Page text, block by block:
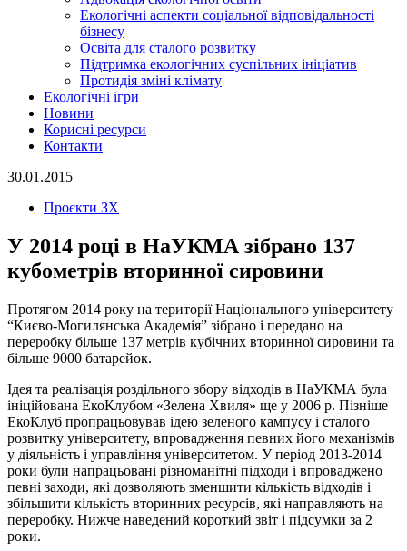
Екологічні аспекти соціальної відповідальності
бізнесу
Освіта для сталого розвитку
Підтримка екологічних суспільних ініціатив
Протидія зміні клімату
Екологічні ігри
Новини
Корисні ресурси
Контакти
30.01.2015
Проєкти ЗХ
У 2014 році в НаУКМА зібрано 137
кубометрів вторинної сировини
Протягом 2014 року на території Національного університету
“Києво-Могилянська Академія” зібрано і передано на
переробку більше 137 метрів кубічних вторинної сировини та
більше 9000 батарейок.
Ідея та реалізація роздільного збору відходів в НаУКМА була
ініційована ЕкоКлубом «Зелена Хвиля» ще у 2006 р. Пізніше
ЕкоКлуб пропрацьовував ідею зеленого кампусу і сталого
розвитку університету, впровадження певних його механізмів
у діяльність і управління університетом. У період 2013-2014
роки були напрацьовані різноманітні підходи і впроваджено
певні заходи, які дозволяють зменшити кількість відходів і
збільшити кількість вторинних ресурсів, які направляють на
переробку. Нижче наведений короткий звіт і підсумки за 2
роки.